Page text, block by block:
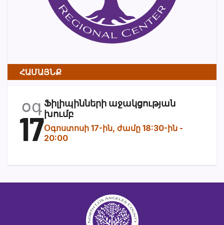
ՀԱՄԱՅՆՔ
օգ
17
Ֆիլիպինների աջակցության
խումբ
Օգոստոսի 17-ին, ժամը 18:30-ին -
20:00